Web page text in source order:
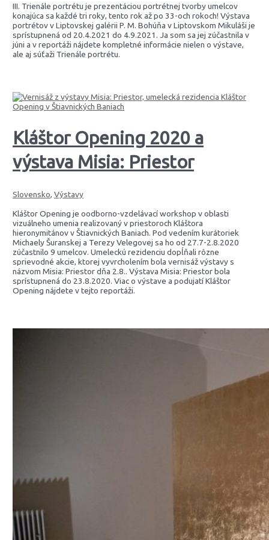
III. Trienále portrétu je prezentáciou portrétnej tvorby umelcov
konajúca sa každé tri roky, tento rok až po 33-och rokoch! Výstava
portrétov v Liptovskej galérii P. M. Bohúňa v Liptovskom Mikuláši je
sprístupnená od 20.4.2021 do 4.9.2021. Ja som sa jej zúčastnila v
júni a v reportáži nájdete kompletné informácie nielen o výstave,
ale aj súťaži Trienále portrétu.
Kláštor Opening 2020 a
výstava Misia: Priestor
Slovensko,Výstavy
Kláštor Opening je oodborno-vzdelávací workshop v oblasti
vizuálneho umenia realizovaný v priestoroch Kláštora
hieronymitánov v Štiavnických Baniach. Pod vedením kurátoriek
Michaely Šuranskej a Terezy Velegovej sa ho od 27.7-2.8.2020
zúčastnilo 9 umelcov. Umeleckú rezidenciu dopĺňali rôzne
sprievodné akcie, ktorej vyvrcholením bola vernisáž výstavy s
názvom Misia: Priestor dňa 2.8.. Výstava Misia: Priestor bola
sprístupnená do 23.8.2020. Viac o výstave a podujatí Kláštor
Opening nájdete v tejto reportáži.